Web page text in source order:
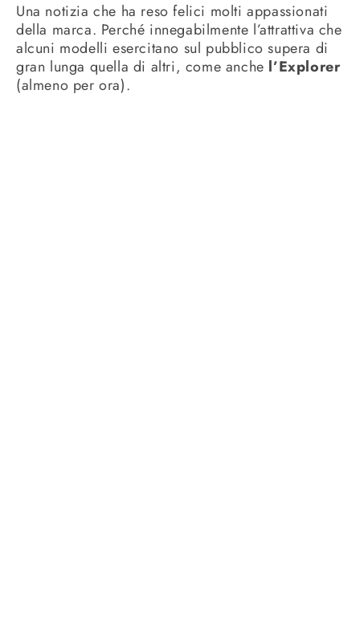
Una notizia che ha reso felici molti appassionati
della marca. Perché innegabilmente l’attrattiva che
alcuni modelli esercitano sul pubblico supera di
gran lunga quella di altri, come anche l’Explorer
(almeno per ora).